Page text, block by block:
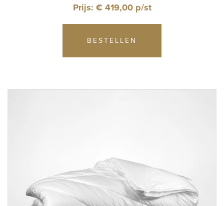
Prijs: € 419,00 p/st
BESTELLEN